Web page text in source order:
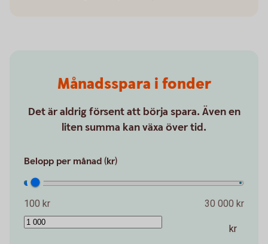
Månadsspara i fonder
Det är aldrig försent att börja spara. Även en
liten summa kan växa över tid.
Belopp per månad (kr)
100 kr 30 000 kr
kr